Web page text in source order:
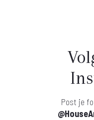
Post je